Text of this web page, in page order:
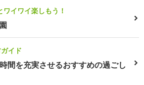
イワイ楽しもう！
イド
間を充実させるおすすめの過ごし